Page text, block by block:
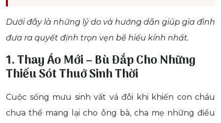
Dưới đây là những lý do và hướng dẫn giúp gia đình
đưa ra quyết định trọn vẹn bề hiếu kính nhất.
1. Thay Áo Mới – Bù Đắp Cho Những
Thiếu Sót Thuở Sinh Thời
Cuộc sống mưu sinh vất vả đôi khi khiến con cháu
chưa thể mang lại cho ông bà, cha mẹ những điều